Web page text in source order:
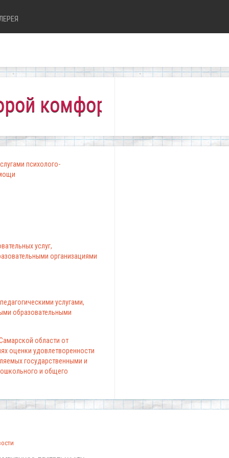
всем!"
психолого-
услуг,
организациями
услугами,
образовательными
области от
оценки удовлетворенности
государственными и
и общего